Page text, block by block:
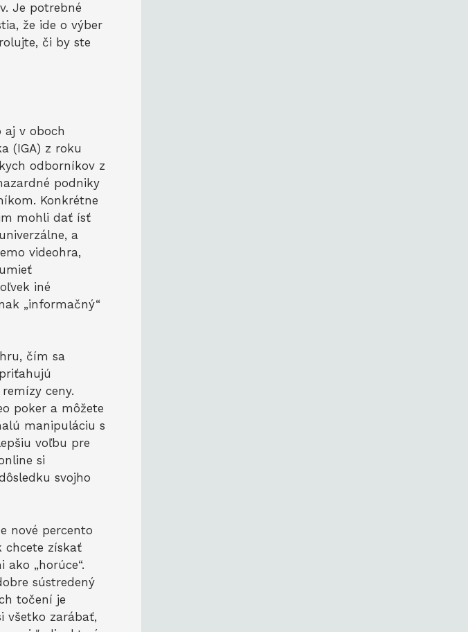
Je potrebné
že ide o výber
či by ste
aj v oboch
(IGA) z roku
odborníkov z
podniky
Konkrétne
mohli dať ísť
a
videohra,
iné
„informačný“
čím sa
ceny.
poker a môžete
manipuláciu s
voľbu pre
si
svojho
nové percento
chcete získať
„horúce“.
sústredený
točení je
všetko zarábať,